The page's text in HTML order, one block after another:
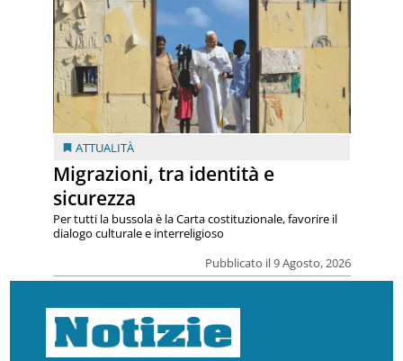
ATTUALITÀ
Migrazioni, tra identità e
sicurezza
Pubblicato il 9 Agosto, 2026
Per tutti la bussola è la Carta costituzionale, favorire il
dialogo culturale e interreligioso